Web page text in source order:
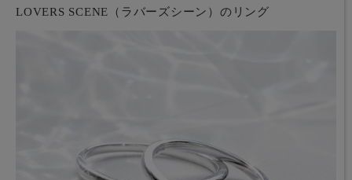
LOVERS SCENE（ラバーズシーン）のリング